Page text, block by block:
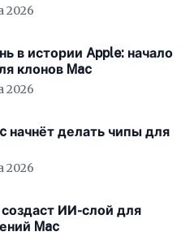
2026
в истории Apple: начало
клонов Mac
2026
начнёт делать чипы для
2026
создаст ИИ-слой для
Mac